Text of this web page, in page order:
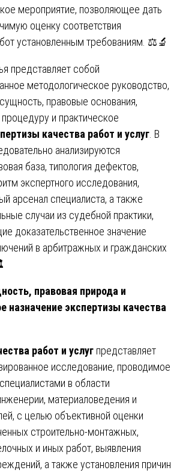
мероприятие, позволяющее дать
оценку соответствия
установленным требованиям. ⚖️🔬
представляет собой
методологическое руководство,
правовые основания,
и практическое
качества работ и услуг . В
анализируются
база, типология дефектов,
экспертного исследования,
арсенал специалиста, а также
случаи из судебной практики,
доказательственное значение
в арбитражных и гражданских
правовая природа и
назначение экспертизы качества
работ и услуг представляет
исследование, проводимое
в области
материаловедения и
с целью объективной оценки
строительно-монтажных,
и иных работ, выявления
а также установления причин